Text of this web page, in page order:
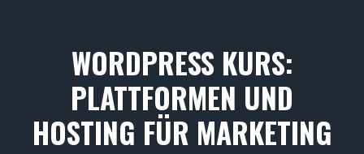
WORDPRESS KURS:
PLATTFORMEN UND
HOSTING FÜR MARKETING